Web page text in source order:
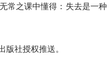
常之课中懂得：失去是一种
社授权推送。